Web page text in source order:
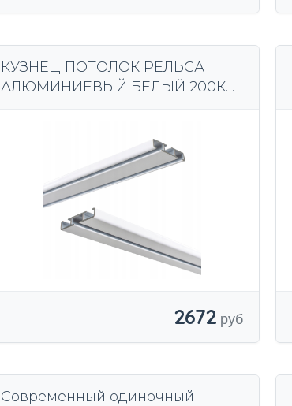
КУЗНЕЦ ПОТОЛОК РЕЛЬСА
АЛЮМИНИЕВЫЙ БЕЛЫЙ 200КМ
2672
Современный одиночный